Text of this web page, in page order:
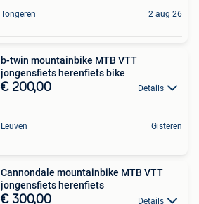
Tongeren 2 aug 26
b-twin mountainbike MTB VTT
jongensfiets herenfiets bike
€ 200,00 Details
Leuven Gisteren
Cannondale mountainbike MTB VTT
jongensfiets herenfiets
€ 300,00 Details